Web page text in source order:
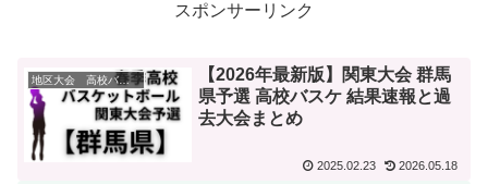
スポンサーリンク
地区大会 高校バスケ
【2026年最新版】関東大会 群馬
県予選 高校バスケ 結果速報と過
去大会まとめ
2025.02.23 2026.05.18